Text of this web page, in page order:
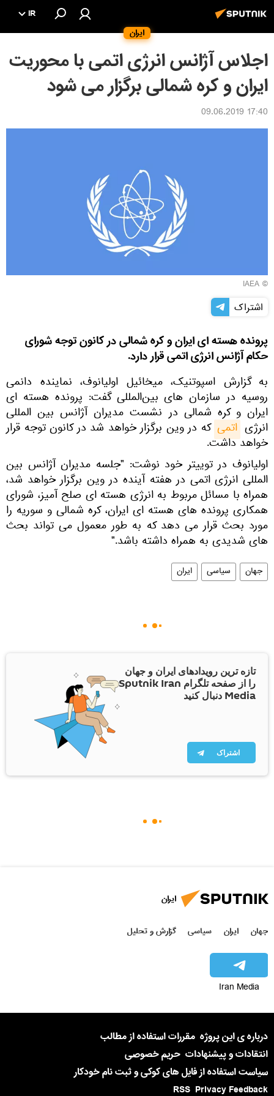
ایران
IR
اجلاس آژانس انرژى اتمى با محوريت
ايران و كره شمالى برگزار می شود
17:40 09.06.2019
© IAEA
اشتراک
پرونده هسته ای ایران و کره شمالی در کانون توجه شورای
حکام آژانس انرژی اتمی قرار دارد.
به گزارش اسپوتنیک، میخائیل اولیانوف، نماینده دانمی
روسیه در سازمان های بین‌المللی گفت: پرونده هسته ای
ایران و کره شمالی در نشست مدیران آژانس بین المللی
انرژی اتمی که در وین برگزار خواهد شد در کانون توجه قرار
خواهد داشت.
اولیانوف در توییتر خود نوشت: "جلسه مدیران آژانس بین
المللی انرژی اتمی در هفته آینده در وین برگزار خواهد شد،
همراه با مسائل مربوط به انرژی هسته ای صلح آمیز، شورای
همکاری پرونده های هسته ای ایران، کره شمالی و سوریه را
مورد بحث قرار می دهد که به طور معمول می تواند بحث
های شدیدی به همراه داشته باشد."
جهان سیاسی ایران
تازه ترین رویدادهای ایران و جهان
را از صفحه تلگرام Sputnik Iran
Media دنبال کنید
اشتراک
ایران
جهان ایران سیاسی گزارش و تحلیل
Iran Media
درباره ی این پروژه مقررات استفاده از مطالب
انتقادات و پیشنهادات حریم خصوصی
سیاست استفاده از فایل های کوکی و ثبت نام خودکار
Privacy Feedback
RSS